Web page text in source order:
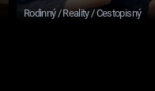
Rodinný / Reality / Cestopisný